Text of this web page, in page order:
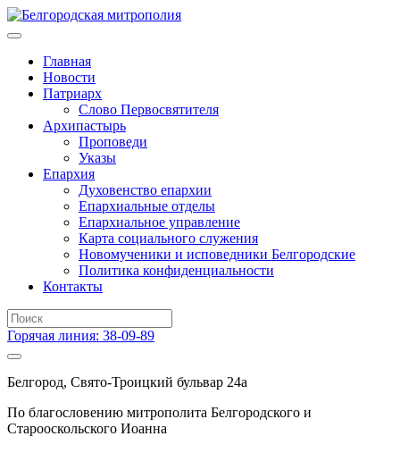
Главная
Новости
Патриарх
Слово Первосвятителя
Архипастырь
Проповеди
Указы
Епархия
Духовенство епархии
Епархиальные отделы
Епархиальное управление
Карта социального служения
Новомученики и исповедники Белгородские
Политика конфиденциальности
Контакты
Горячая линия: 38-09-89
Белгород, Свято-Троицкий бульвар 24а
По благословению митрополита Белгородского и
Старооскольского Иоанна